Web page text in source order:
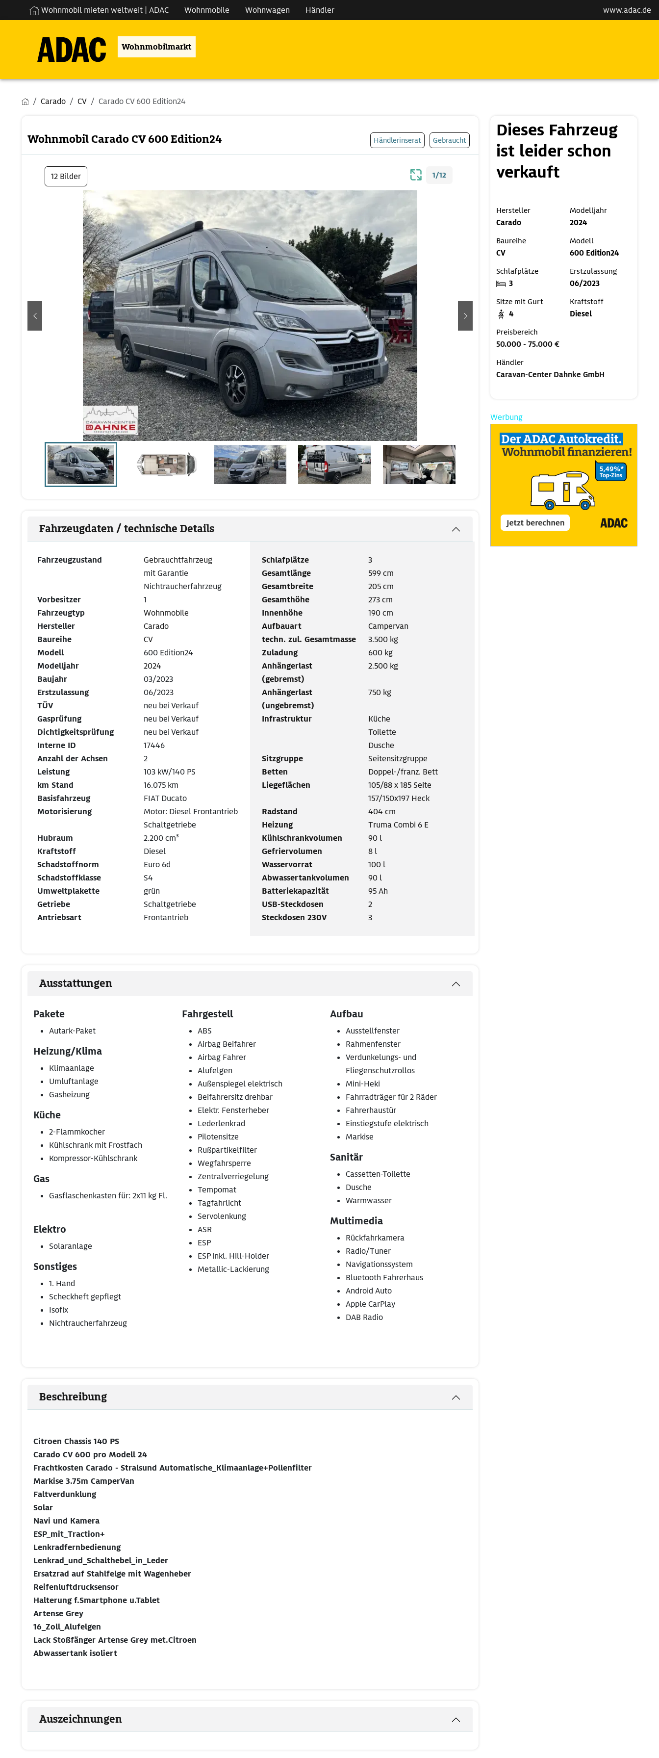
Wohnmobil mieten weltweit | ADAC Wohnmobile Wohnwagen Händler www.adac.de
Wohnmobilmarkt
Carado CV Carado CV 600 Edition24
Wohnmobil Carado CV 600 Edition24 Händlerinserat Gebraucht
12 Bilder 1/12
zurück weiter
Fahrzeugdaten / technische Details
Fahrzeugzustand
Gebrauchtfahrzeug
mit Garantie
Nichtraucherfahrzeug
Vorbesitzer
1
Fahrzeugtyp
Wohnmobile
Hersteller
Carado
Baureihe
CV
Modell
600 Edition24
Modelljahr
2024
Baujahr
03/2023
Erstzulassung
06/2023
TÜV
neu bei Verkauf
Gasprüfung
neu bei Verkauf
Dichtigkeitsprüfung
neu bei Verkauf
Interne ID
17446
Anzahl der Achsen
2
Leistung
103 kW/140 PS
km Stand
16.075 km
Basisfahrzeug
FIAT Ducato
Motorisierung
Motor: Diesel Frontantrieb
Schaltgetriebe
Hubraum
2.200 cm³
Kraftstoff
Diesel
Schadstoffnorm
Euro 6d
Schadstoffklasse
S4
Umweltplakette
grün
Getriebe
Schaltgetriebe
Antriebsart
Frontantrieb
Schlafplätze
3
Gesamtlänge
599 cm
Gesamtbreite
205 cm
Gesamthöhe
273 cm
Innenhöhe
190 cm
Aufbauart
Campervan
techn. zul. Gesamtmasse
3.500 kg
Zuladung
600 kg
Anhängerlast
(gebremst)
2.500 kg
Anhängerlast
(ungebremst)
750 kg
Infrastruktur
Küche
Toilette
Dusche
Sitzgruppe
Seitensitzgruppe
Betten
Doppel-/franz. Bett
Liegeflächen
105/88 x 185 Seite
157/150x197 Heck
Radstand
404 cm
Heizung
Truma Combi 6 E
Kühlschrankvolumen
90 l
Gefriervolumen
8 l
Wasservorrat
100 l
Abwassertankvolumen
90 l
Batteriekapazität
95 Ah
USB-Steckdosen
2
Steckdosen 230V
3
Ausstattungen
Pakete
Autark-Paket
Fahrgestell
ABS
Airbag Beifahrer
Airbag Fahrer
Alufelgen
Außenspiegel elektrisch
Beifahrersitz drehbar
Elektr. Fensterheber
Lederlenkrad
Pilotensitze
Rußpartikelfilter
Wegfahrsperre
Zentralverriegelung
Tempomat
Tagfahrlicht
Servolenkung
ASR
ESP
ESP inkl. Hill-Holder
Metallic-Lackierung
Aufbau
Ausstellfenster
Rahmenfenster
Verdunkelungs- und
Fliegenschutzrollos
Mini-Heki
Fahrradträger für 2 Räder
Fahrerhaustür
Einstiegstufe elektrisch
Markise
Heizung/Klima
Klimaanlage
Umluftanlage
Gasheizung
Küche
2-Flammkocher
Kühlschrank mit Frostfach
Kompressor-Kühlschrank
Sanitär
Cassetten-Toilette
Dusche
Warmwasser
Gas
Gasflaschenkasten für: 2x11 kg Fl.
Multimedia
Rückfahrkamera
Radio/Tuner
Navigationssystem
Bluetooth Fahrerhaus
Android Auto
Apple CarPlay
DAB Radio
Elektro
Solaranlage
Sonstiges
1. Hand
Scheckheft gepflegt
Isofix
Nichtraucherfahrzeug
Beschreibung
Citroen Chassis 140 PS
Carado CV 600 pro Modell 24
Frachtkosten Carado - Stralsund Automatische_Klimaanlage+Pollenfilter
Markise 3.75m CamperVan
Faltverdunklung
Solar
Navi und Kamera
ESP_mit_Traction+
Lenkradfernbedienung
Lenkrad_und_Schalthebel_in_Leder
Ersatzrad auf Stahlfelge mit Wagenheber
Reifenluftdrucksensor
Halterung f.Smartphone u.Tablet
Artense Grey
16_Zoll_Alufelgen
Lack Stoßfänger Artense Grey met.Citroen
Abwassertank isoliert
Auszeichnungen
Dieses Fahrzeug
ist leider schon
verkauft
Hersteller
Carado
Modelljahr
2024
Baureihe
CV
Modell
600 Edition24
Schlafplätze
3
Erstzulassung
06/2023
Sitze mit Gurt
4
Kraftstoff
Diesel
Preisbereich
50.000 - 75.000 €
Händler
Caravan-Center Dahnke GmbH
Werbung